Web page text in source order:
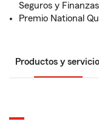
Seguros y Finanzas
Premio National
Productos y